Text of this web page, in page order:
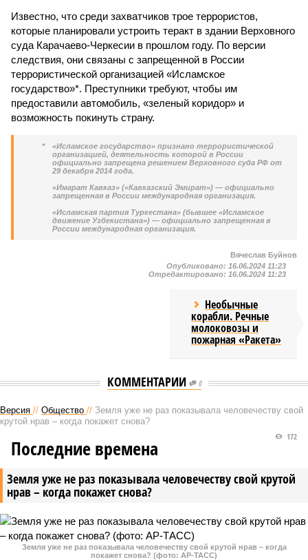
Известно, что среди захватчиков трое террористов,
которые планировали устроить теракт в здании Верховного
суда Карачаево-Черкесии в прошлом году. По версии
следствия, они связаны с запрещенной в России
террористической организацией «Исламское
государство»*. Преступники требуют, чтобы им
предоставили автомобиль, «зеленый коридор» и
возможность покинуть страну.
*
«Исламское государство» признано террористической
организацией, деятельность которой в России
официально запрещена решением Верховного суда РФ от
29 декабря 2014 года.
«Имарат Кавказ» («Кавказский Эмират») — официально
запрещенная в России международная организация.
«Исламская партия Туркестана» (бывшее «Исламское
движение Узбекистана») — официально запрещенная в
России международная организация.
Вячеслав Буйнов
Опубликовано: 16.06.2024 11:23
Отредактировано: 16.06.2024 11:23
Необычные
корабли. Речные
молоковозы и
пожарная «Ракета»
КОММЕНТАРИИ 0
Версия // Общество // Земля уже не раз показывала человечеству свой
крутой нрав – когда покажет снова?
Земля уже не раз показывала человечеству свой крутой
нрав – когда покажет снова?
172
Последние времена
Земля уже не раз показывала человечеству свой крутой нрав – когда
покажет снова? (фото: АР-ТАСС)